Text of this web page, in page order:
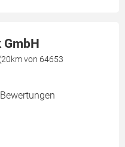
von 64653